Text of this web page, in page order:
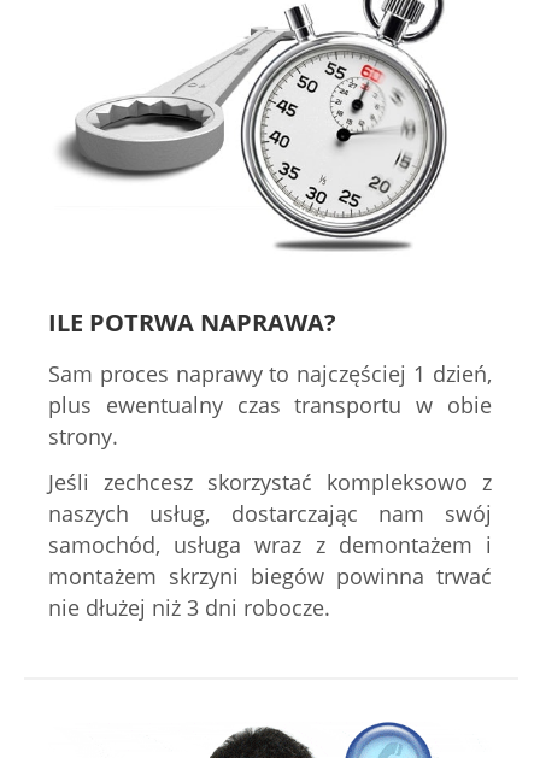
ILE POTRWA NAPRAWA?
Sam proces naprawy to najczęściej 1 dzień,
plus ewentualny czas transportu w obie
strony.
Jeśli zechcesz skorzystać kompleksowo z
naszych usług, dostarczając nam swój
samochód, usługa wraz z demontażem i
montażem skrzyni biegów powinna trwać
nie dłużej niż 3 dni robocze.